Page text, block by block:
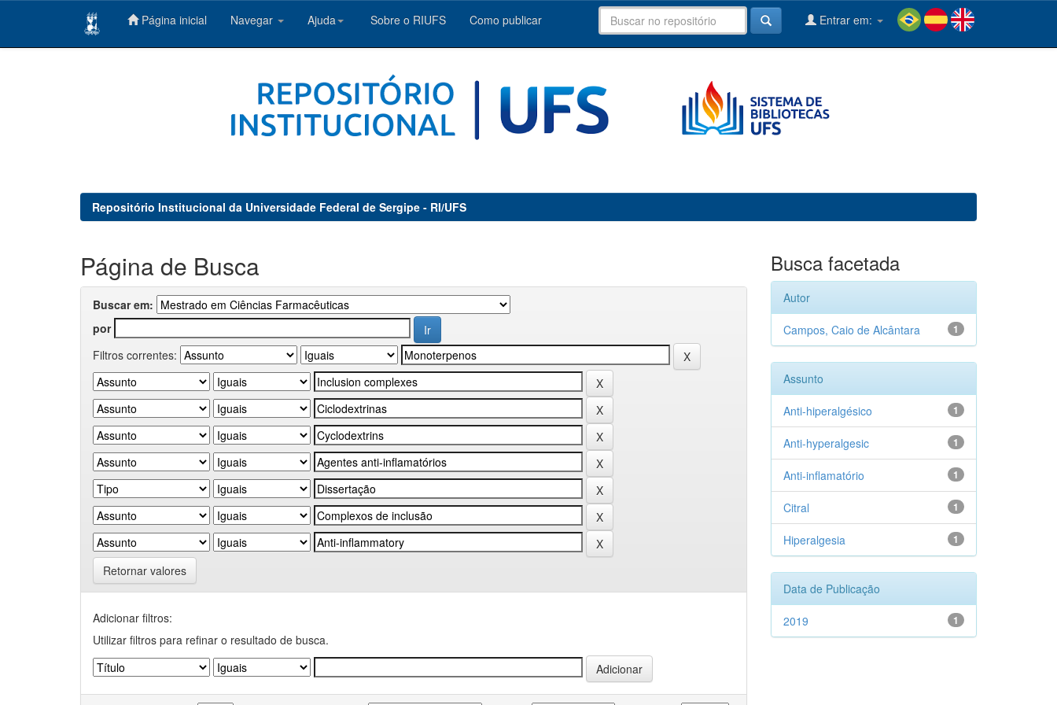
Página inicial Navegar Ajuda Sobre o RIUFS Como publicar Entrar em:
Repositório Institucional da Universidade Federal de Sergipe - RI/UFS
Página de Busca
Buscar em:
por
Filtros correntes:
Retornar valores
Adicionar filtros:
Utilizar filtros para refinar o resultado de busca.
Busca facetada
Autor
1
Campos, Caio de Alcântara
Assunto
1
Anti-hiperalgésico
1
Anti-hyperalgesic
1
Anti-inflamatório
1
Citral
1
Hiperalgesia
Data de Publicação
1
2019